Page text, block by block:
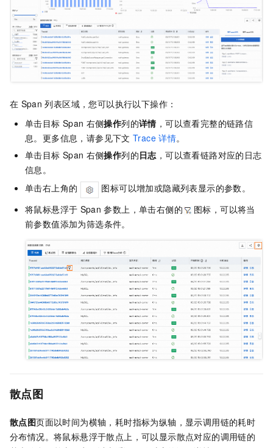
在 Span 列表区域，您可以执行以下操作：
单击目标 Span 右侧操作列的详情，可以查看完整的链路信
息。更多信息，请参见下文 Trace 详情。
单击目标 Span 右侧操作列的日志 ，可以查看链路对应的日志
信息。
单击右上角的
图标可以增加或隐藏列表显示的参数。
将鼠标悬浮于 Span 参数上，单击右侧的
图标，可以将当
前参数值添加为筛选条件。
散点图
散点图页面以时间为横轴，耗时指标为纵轴，显示调用链的耗时
分布情况。将鼠标悬浮于散点上，可以显示散点对应的调用链的